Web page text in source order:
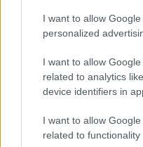
I want to allow
personalized
I want to allow
related to analytics
device identifiers in
I want to allow
related to
Streaming vs vinile:
Letizia Fontana · 5 Ago 2026
NEWS